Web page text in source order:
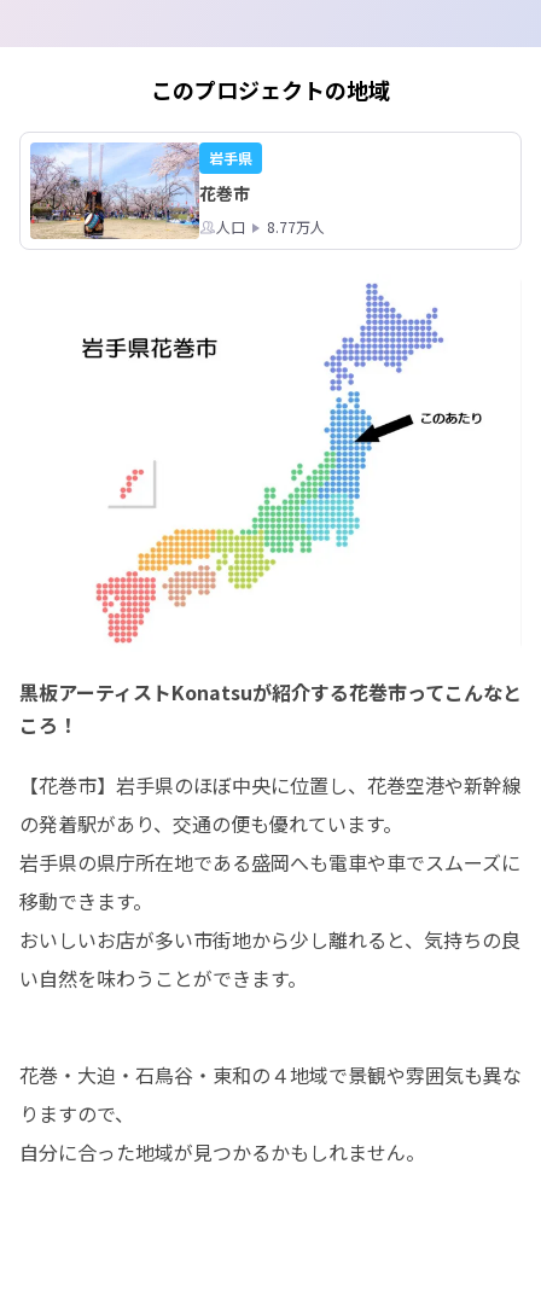
このプロジェクトの地域
岩手県
花巻市
人口 8.77万人
黒板アーティストKonatsuが紹介する花巻市ってこんなと
ころ！
【花巻市】岩手県のほぼ中央に位置し、花巻空港や新幹線
の発着駅があり、交通の便も優れています。
岩手県の県庁所在地である盛岡へも電車や車でスムーズに
移動できます。
おいしいお店が多い市街地から少し離れると、気持ちの良
い自然を味わうことができます。
花巻・大迫・石鳥谷・東和の４地域で景観や雰囲気も異な
りますので、
自分に合った地域が見つかるかもしれません。